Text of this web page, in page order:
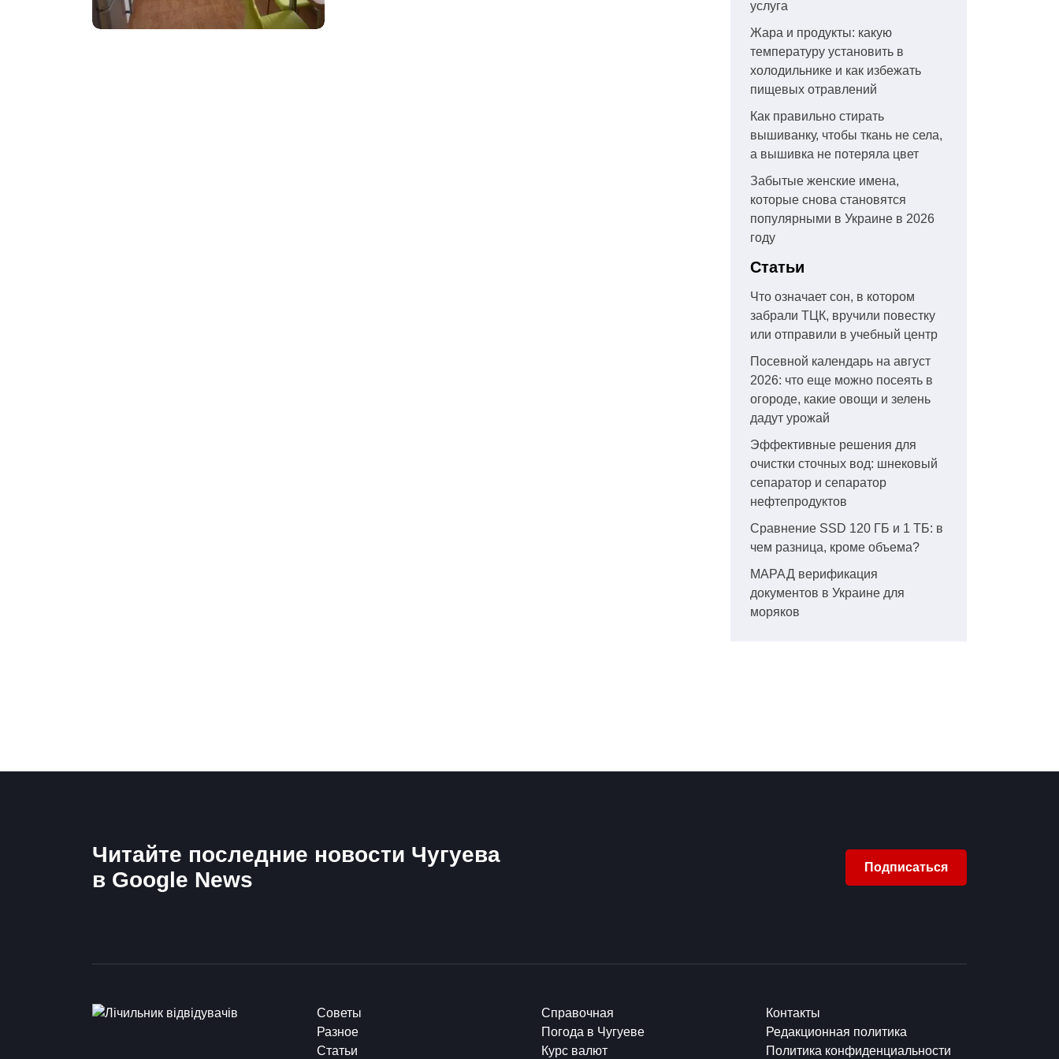
услуга
Жара и продукты: какую
температуру установить в
холодильнике и как избежать
пищевых отравлений
Как правильно стирать
вышиванку, чтобы ткань не села,
а вышивка не потеряла цвет
Забытые женские имена,
которые снова становятся
популярными в Украине в 2026
году
Статьи
Что означает сон, в котором
забрали ТЦК, вручили повестку
или отправили в учебный центр
Посевной календарь на август
2026: что еще можно посеять в
огороде, какие овощи и зелень
дадут урожай
Эффективные решения для
очистки сточных вод: шнековый
сепаратор и сепаратор
нефтепродуктов
Сравнение SSD 120 ГБ и 1 ТБ: в
чем разница, кроме объема?
МАРАД верификация
документов в Украине для
моряков
Читайте последние новости Чугуева
в Google News
Подписаться
Советы
Разное
Статьи
Справочная
Погода в Чугуеве
Курс валют
Контакты
Редакционная политика
Политика конфиденциальности